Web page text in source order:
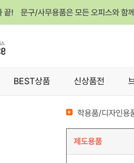
끝! 문구/사무용품은 모든 오피스와 함
BEST상품 신상품전
학용품/디자인용
제도용품